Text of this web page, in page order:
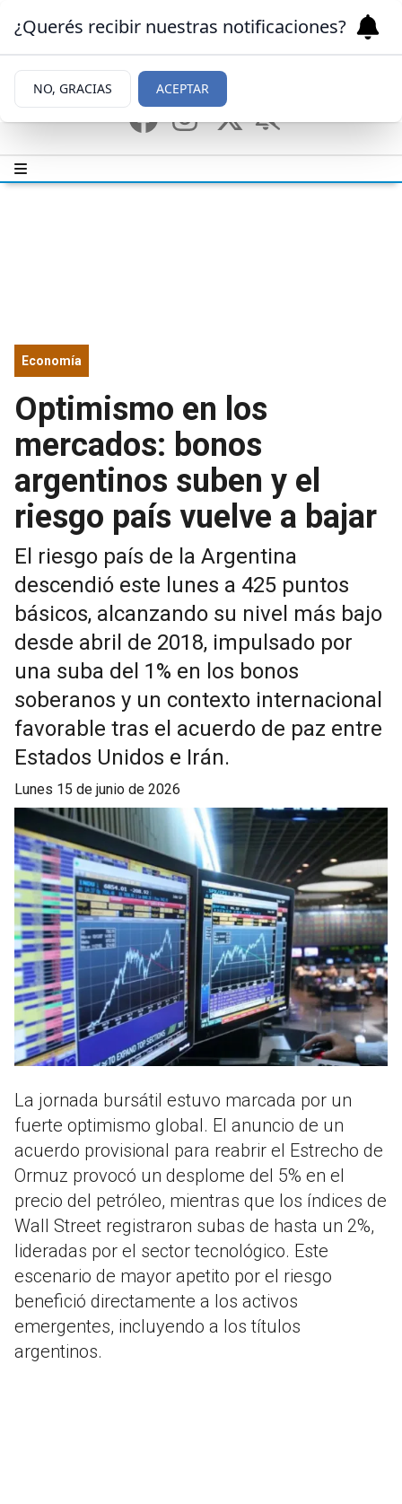
Economía
Optimismo en los
mercados: bonos
argentinos suben y el
riesgo país vuelve a bajar
El riesgo país de la Argentina
descendió este lunes a 425 puntos
básicos, alcanzando su nivel más bajo
desde abril de 2018, impulsado por
una suba del 1% en los bonos
soberanos y un contexto internacional
favorable tras el acuerdo de paz entre
Estados Unidos e Irán.
lunes 15 de junio de 2026
La jornada bursátil estuvo marcada por un
fuerte optimismo global. El anuncio de un
acuerdo provisional para reabrir el Estrecho de
Ormuz provocó un desplome del 5% en el
precio del petróleo, mientras que los índices de
Wall Street registraron subas de hasta un 2%,
lideradas por el sector tecnológico. Este
escenario de mayor apetito por el riesgo
benefició directamente a los activos
emergentes, incluyendo a los títulos
argentinos.
¿Querés recibir nuestras notificaciones?
NO, GRACIAS ACEPTAR